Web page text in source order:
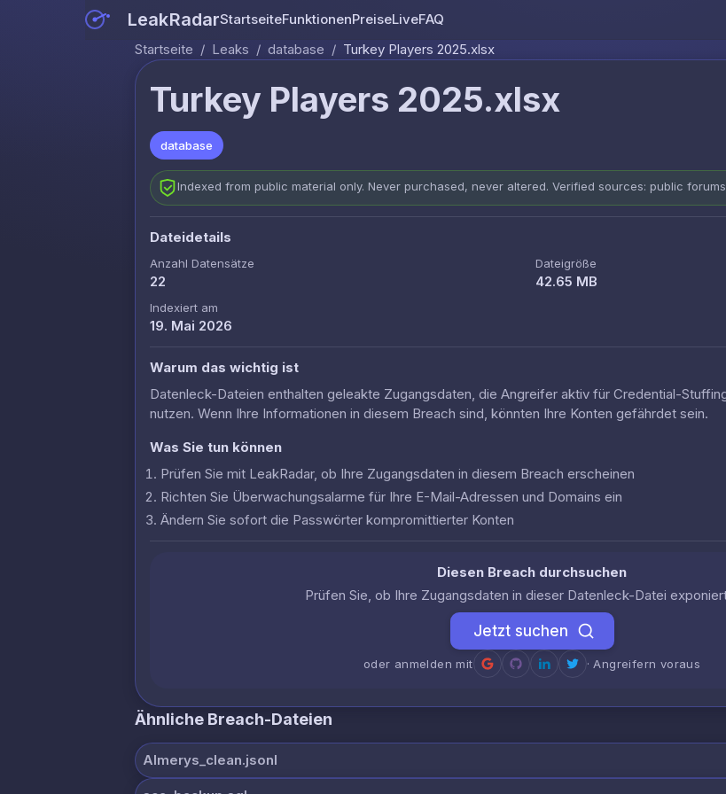
LeakRadarStartseiteFunktionenPreiseLiveFAQ
Startseite / Leaks / database / Turkey Players 2025.xlsx
Turkey Players 2025.xlsx
database
Indexed from public material only. Never purchased, never altered. Verified sources: public
Dateidetails
Anzahl Datensätze
22
Dateigröße
42.65 MB
Indexiert am
19. Mai 2026
Warum das wichtig ist
Datenleck-Dateien enthalten geleakte Zugangsdaten, die Angreifer aktiv für Credential-
nutzen. Wenn Ihre Informationen in diesem Breach sind, könnten Ihre Konten gefährdet sein.
Was Sie tun können
Prüfen Sie mit LeakRadar, ob Ihre Zugangsdaten in diesem Breach erscheinen
Richten Sie Überwachungsalarme für Ihre E-Mail-Adressen und Domains ein
Ändern Sie sofort die Passwörter kompromittierter Konten
Diesen Breach durchsuchen
Prüfen Sie, ob Ihre Zugangsdaten in dieser Datenleck-Datei
Jetzt suchen
oder anmelden mit · Angreifern voraus
Ähnliche Breach-Dateien
Almerys_clean.jsonl